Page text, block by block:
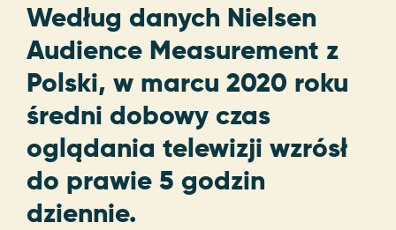
Według danych Nielsen
Audience Measurement z
Polski, w marcu 2020 roku
średni dobowy czas
oglądania telewizji wzrósł
do prawie 5 godzin
dziennie.